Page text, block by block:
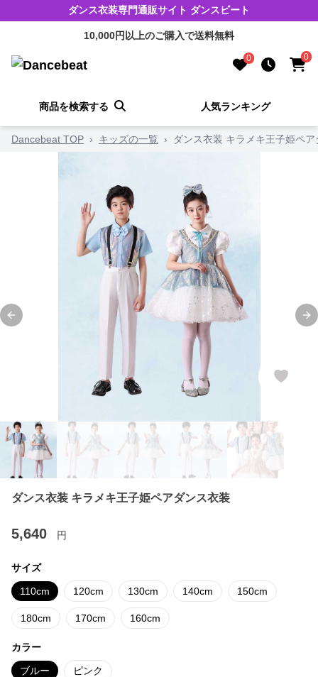
ダンス衣装専門通販サイト ダンスビート
10,000円以上のご購入で送料無料
0 0
商品を検索する 人気ランキング
Dancebeat TOP › キッズの一覧 › ダンス衣装 キラメキ王子姫ペ
Previous slide
ダンス衣装 キラメキ王子姫ペアダンス衣装
5,640 円
サイズ
110cm 120cm 130cm 140cm 150cm
180cm 170cm 160cm
カラー
ブルー ピンク